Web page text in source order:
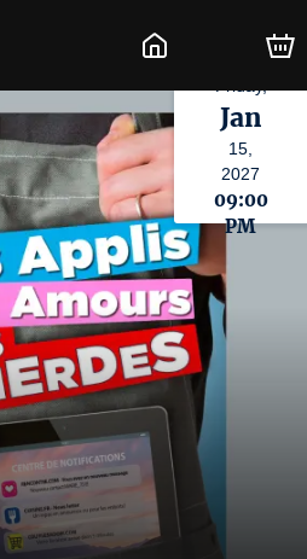
Jan
15,
2027
09:00
PM